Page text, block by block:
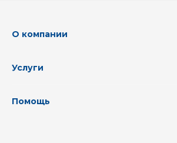
О компании
Услуги
Помощь